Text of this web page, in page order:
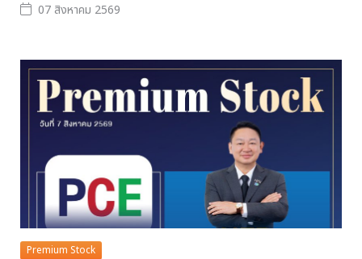
07 สิงหาคม 2569
Premium Stock